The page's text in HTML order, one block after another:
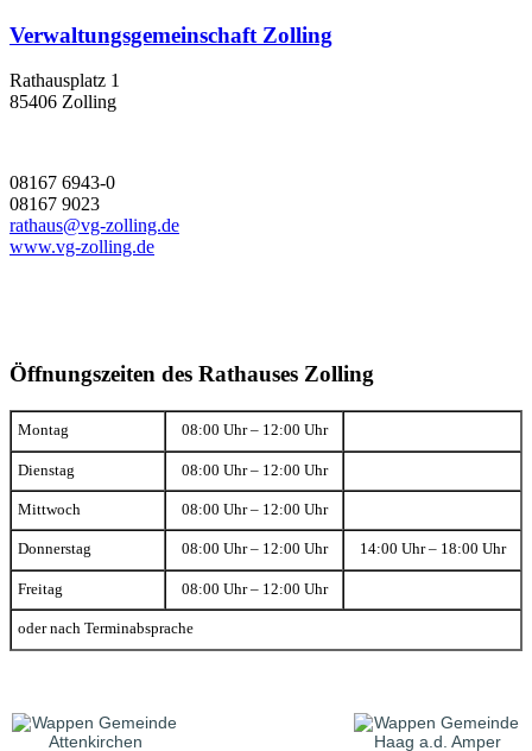
Verwaltungsgemeinschaft Zolling
Rathausplatz 1
85406 Zolling
08167 6943-0
08167 9023
rathaus@vg-zolling.de
www.vg-zolling.de
Öffnungszeiten des Rathauses Zolling
Montag 08:00 Uhr – 12:00 Uhr
Dienstag 08:00 Uhr – 12:00 Uhr
Mittwoch 08:00 Uhr – 12:00 Uhr
Donnerstag 08:00 Uhr – 12:00 Uhr 14:00 Uhr – 18:00 Uhr
Freitag 08:00 Uhr – 12:00 Uhr
oder nach Terminabsprache